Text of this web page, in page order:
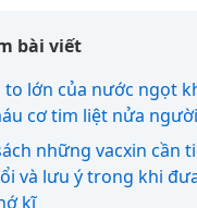
bài viết
to lớn của nước ngọt
cơ tim liệt nửa người
những vacxin cần
và lưu ý trong khi
kĩ